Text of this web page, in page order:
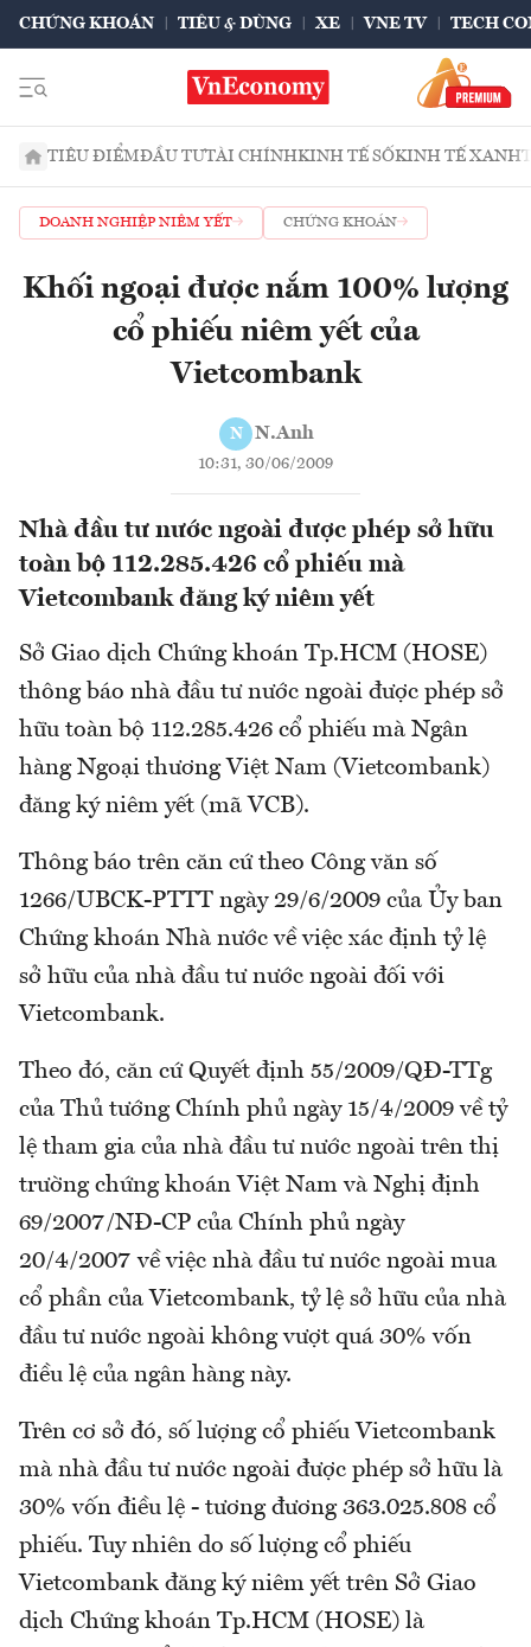
CHỨNG KHOÁN TIÊU & DÙNG XE VNE TV TECH
TIÊU ĐIỂMĐẦU TƯTÀI CHÍNHKINH TẾ SỐKINH TẾ XANH
DOANH NGHIỆP NIÊM YẾT CHỨNG KHOÁN
Khối ngoại được nắm 100% lượng
cổ phiếu niêm yết của
Vietcombank
N N.Anh
10:31, 30/06/2009
Nhà đầu tư nước ngoài được phép sở hữu
toàn bộ 112.285.426 cổ phiếu mà
Vietcombank đăng ký niêm yết
Sở Giao dịch Chứng khoán Tp.HCM (HOSE)
thông báo nhà đầu tư nước ngoài được phép sở
hữu toàn bộ 112.285.426 cổ phiếu mà Ngân
hàng Ngoại thương Việt Nam (Vietcombank)
đăng ký niêm yết (mã VCB).
Thông báo trên căn cứ theo Công văn số
1266/UBCK-PTTT ngày 29/6/2009 của Ủy ban
Chứng khoán Nhà nước về việc xác định tỷ lệ
sở hữu của nhà đầu tư nước ngoài đối với
Vietcombank.
Theo đó, căn cứ Quyết định 55/2009/QĐ-TTg
của Thủ tướng Chính phủ ngày 15/4/2009 về tỷ
lệ tham gia của nhà đầu tư nước ngoài trên thị
trường chứng khoán Việt Nam và Nghị định
69/2007/NĐ-CP của Chính phủ ngày
20/4/2007 về việc nhà đầu tư nước ngoài mua
cổ phần của Vietcombank, tỷ lệ sở hữu của nhà
đầu tư nước ngoài không vượt quá 30% vốn
điều lệ của ngân hàng này.
Trên cơ sở đó, số lượng cổ phiếu Vietcombank
mà nhà đầu tư nước ngoài được phép sở hữu là
30% vốn điều lệ - tương đương 363.025.808 cổ
phiếu. Tuy nhiên do số lượng cổ phiếu
Vietcombank đăng ký niêm yết trên Sở Giao
dịch Chứng khoán Tp.HCM (HOSE) là